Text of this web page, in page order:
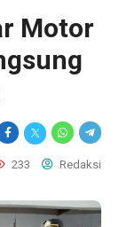
Motor
233 Redaksi